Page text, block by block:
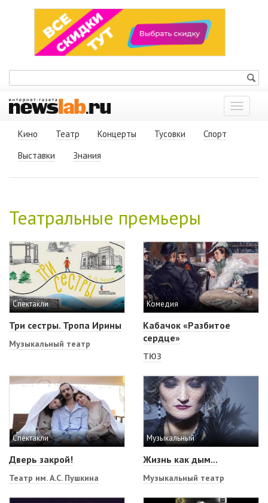
Показать
меню
Кино
Театр Концерты Тусовки
Спорт
Выставки
Знания
Театральные премьеры
Спектакли
Три сестры. Тропа Ирины
Музыкальный театр
Комедия
Кабачок «Разбитое
сердце»
ТЮЗ
Спектакли
Дверь закрой!
Театр им. А.С. Пушкина
Музыкальный
Жизнь как дым...
Музыкальный театр